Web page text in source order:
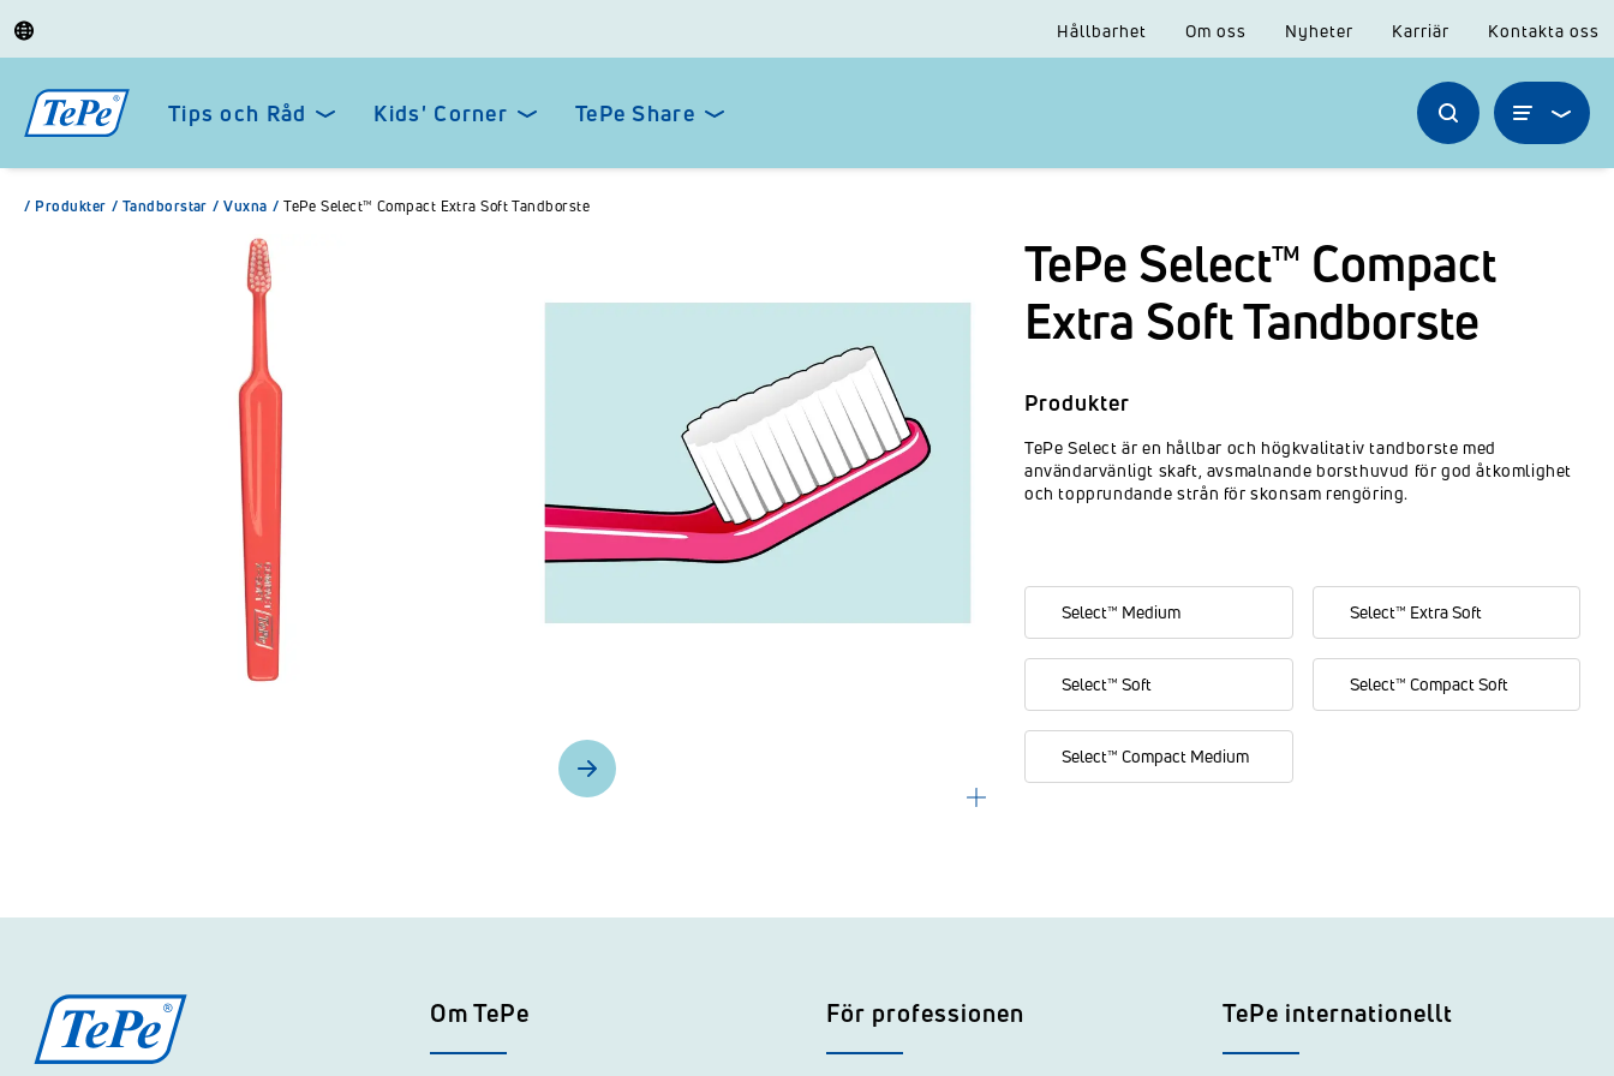
Hållbarhet Om oss Nyheter Karriär Kontakta oss
Tips och Råd Kids' Corner TePe Share
/ Produkter / Tandborstar / Vuxna / TePe Select™ Compact Extra Soft Tandborste
TePe Select™ Compact
Extra Soft Tandborste
Produkter
TePe Select är en hållbar och högkvalitativ tandborste med
användarvänligt skaft, avsmalnande borsthuvud för god åtkomlighet
och topprundande strån för skonsam rengöring.
Select™ Medium Select™ Extra Soft
Select™ Soft Select™ Compact Soft
Select™ Compact Medium
Om TePe För professionen TePe internationellt